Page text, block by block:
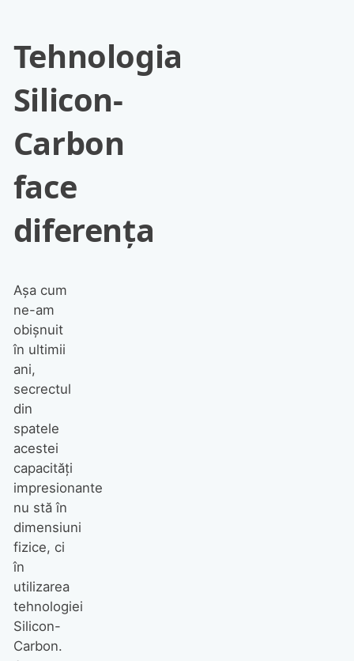
Tehnologia
Silicon-
Carbon
face
diferența
Așa cum
ne-am
obișnuit
în ultimii
ani,
secrectul
din
spatele
acestei
capacități
impresionante
nu stă în
dimensiuni
fizice, ci
în
utilizarea
tehnologiei
Silicon-
Carbon.